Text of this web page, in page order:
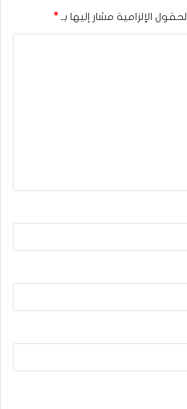
الحقول الإلزامية مشار إليها بـ *